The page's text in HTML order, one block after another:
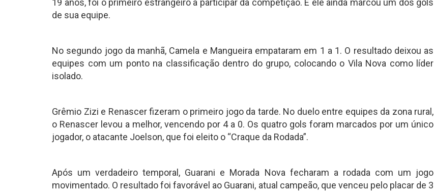
19 anos, foi o primeiro estrangeiro a participar da competição. E ele ainda marcou um dos gols
de sua equipe.
No segundo jogo da manhã, Camela e Mangueira empataram em 1 a 1. O resultado deixou as
equipes com um ponto na classificação dentro do grupo, colocando o Vila Nova como líder
isolado.
Grêmio Zizi e Renascer fizeram o primeiro jogo da tarde. No duelo entre equipes da zona rural,
o Renascer levou a melhor, vencendo por 4 a 0. Os quatro gols foram marcados por um único
jogador, o atacante Joelson, que foi eleito o “Craque da Rodada”.
Após um verdadeiro temporal, Guarani e Morada Nova fecharam a rodada com um jogo
movimentado. O resultado foi favorável ao Guarani, atual campeão, que venceu pelo placar de 3